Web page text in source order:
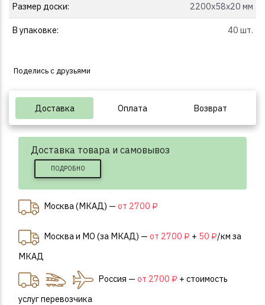
Размер доски: 2200x58x20 мм
В упаковке: 40 шт.
Поделись с друзьями
Доставка Оплата Возврат
Доставка товара и самовывоз
ПОДРОБНО
Москва (МКАД) — от 2700 ₽
Москва и МО (за МКАД) — от 2700 ₽ + 50 ₽/км за
МКАД
Россия — от 2700 ₽ + стоимость
услуг перевозчика